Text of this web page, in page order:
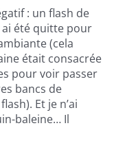
: un flash de
ai été quitte pour
(cela
était consacrée
pour voir passer
bancs de
Et je n’ai
baleine… Il